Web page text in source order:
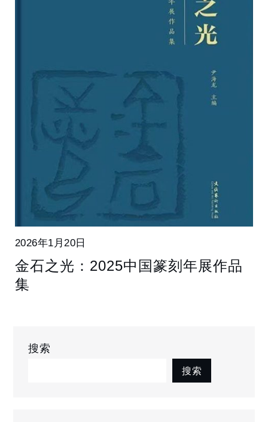
2026年1月20日
金石之光：2025中国篆刻年展作品
集
搜索
搜索